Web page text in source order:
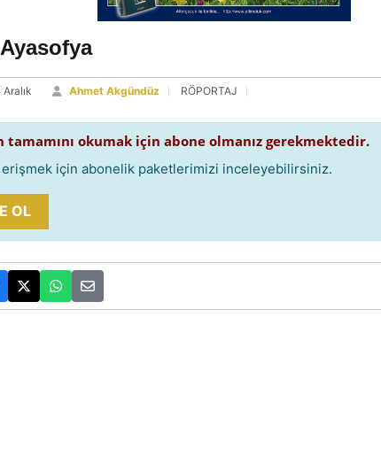
Ahmet Akgündüz RÖPORTAJ
tamamını okumak için abone olmanız gerekmektedir.
erişmek için abonelik paketlerimizi inceleyebilirsiniz.
OL